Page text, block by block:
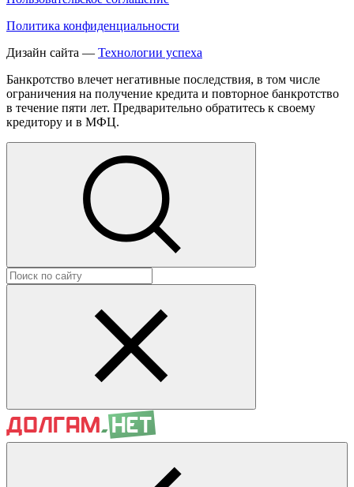
Политика конфиденциальности
Дизайн сайта — Технологии успеха
Банкротство влечет негативные последствия, в том числе
ограничения на получение кредита и повторное банкротство
в течение пяти лет. Предварительно обратитесь к своему
кредитору и в МФЦ.